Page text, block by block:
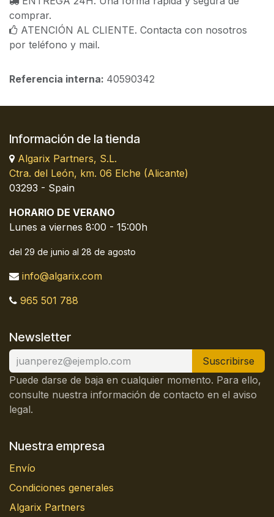
comprar.
ATENCIÓN AL CLIENTE. Contacta con nosotros
por teléfono y mail.
Referencia interna: 40590342
Información de la tienda
Algarix Partners, S.L.
Ctra. del León, km. 06 Elche (Alicante)
03293 - Spain
HORARIO DE VERANO
Lunes a viernes 8:00 - 15:00h
del 29 de junio al 28 de agosto
info@algarix.com
965 501 788
Newsletter
Suscribirse
Puede darse de baja en cualquier momento. Para ello,
consulte nuestra información de contacto en el aviso
legal.
Nuestra empresa
Envío
Condiciones generales
Algarix Partners